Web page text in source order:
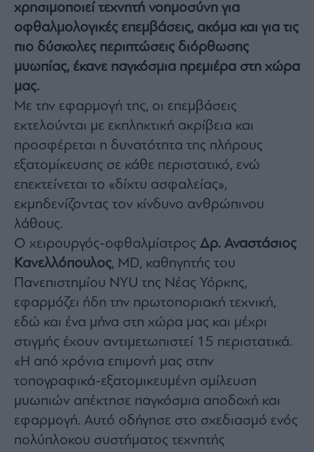
Art
Watches
Yachts
Table
For
Two
Μετοχές
Αγορές
Trader's
book
Buy-
Hold-
Sell
The
Value
Investor
Crypto
Χρηματιστηριακές
Ανακοινώσεις
Creative
Content
χρησιμοποιεί τεχνητή νοημοσύνη για
οφθαλμολογικές επεμβάσεις, ακόμα και για τις
πιο δύσκολες περιπτώσεις διόρθωσης
μυωπίας, έκανε παγκόσμια πρεμιέρα στη χώρα
μας.
Με την εφαρμογή της, οι επεμβάσεις
εκτελούνται με εκπληκτική ακρίβεια και
προσφέρεται η δυνατότητα της πλήρους
εξατομίκευσης σε κάθε περιστατικό, ενώ
επεκτείνεται το «δίχτυ ασφαλείας»,
εκμηδενίζοντας τον κίνδυνο ανθρώπινου
λάθους.
Ο χειρουργός-οφθαλμίατρος Δρ. Αναστάσιος
Κανελλόπουλος, MD, καθηγητής του
Πανεπιστημίου NYU της Νέας Υόρκης,
εφαρμόζει ήδη την πρωτοποριακή τεχνική,
εδώ και ένα μήνα στη χώρα μας και μέχρι
στιγμής έχουν αντιμετωπιστεί 15 περιστατικά.
«Η από χρόνια επιμονή μας στην
τοπογραφικά-εξατομικευμένη σμίλευση
μυωπιών απέκτησε παγκόσμια αποδοχή και
εφαρμογή. Αυτό οδήγησε στο σχεδιασμό ενός
πολύπλοκου συστήματος τεχνητής